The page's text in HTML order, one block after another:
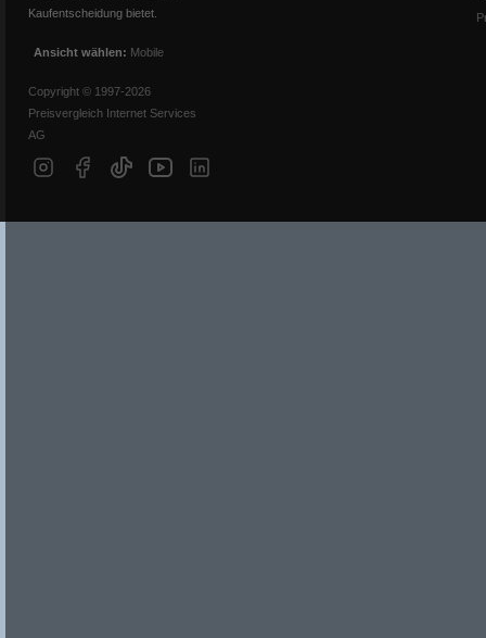
Kaufentscheidung bietet.
Ansicht wählen: Mobile
Copyright © 1997-2026
Preisvergleich Internet Services
AG